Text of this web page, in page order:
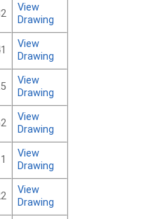
View
Drawing
View
Drawing
View
Drawing
View
Drawing
View
Drawing
View
Drawing